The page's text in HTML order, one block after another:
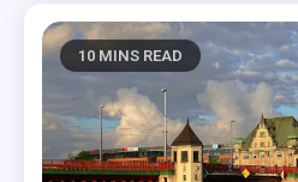
10 MINS READ